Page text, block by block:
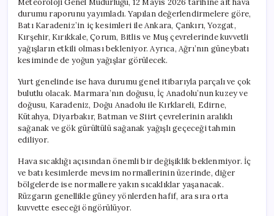
Meteorolojiden
Önemli
Uyarılar
için
durumu raporunu yayımladı. Yapılan değerlendirmelere göre,
Batı Karadeniz’in iç kesimleri ile Ankara, Çankırı, Yozgat,
Kırşehir, Kırıkkale, Çorum, Bitlis ve Muş çevrelerinde kuvvetli
yağışların etkili olması bekleniyor. Ayrıca, Ağrı’nın güneybatı
kesiminde de yoğun yağışlar görülecek.
Yurt genelinde ise hava durumu genel itibarıyla parçalı ve çok
bulutlu olacak. Marmara’nın doğusu, İç Anadolu’nun kuzey ve
doğusu, Karadeniz, Doğu Anadolu ile Kırklareli, Edirne,
Kütahya, Diyarbakır, Batman ve Siirt çevrelerinin aralıklı
sağanak ve gök gürültülü sağanak yağışlı geçeceği tahmin
ediliyor.
Hava sıcaklığı açısından önemli bir değişiklik beklenmiyor. İç
ve batı kesimlerde mevsim normallerinin üzerinde, diğer
bölgelerde ise normallere yakın sıcaklıklar yaşanacak.
Rüzgarın genellikle güney yönlerden hafif, ara sıra orta
kuvvette eseceği öngörülüyor.